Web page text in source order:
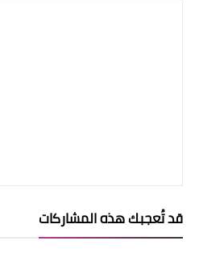
قد تُعجبك هذه المشاركات